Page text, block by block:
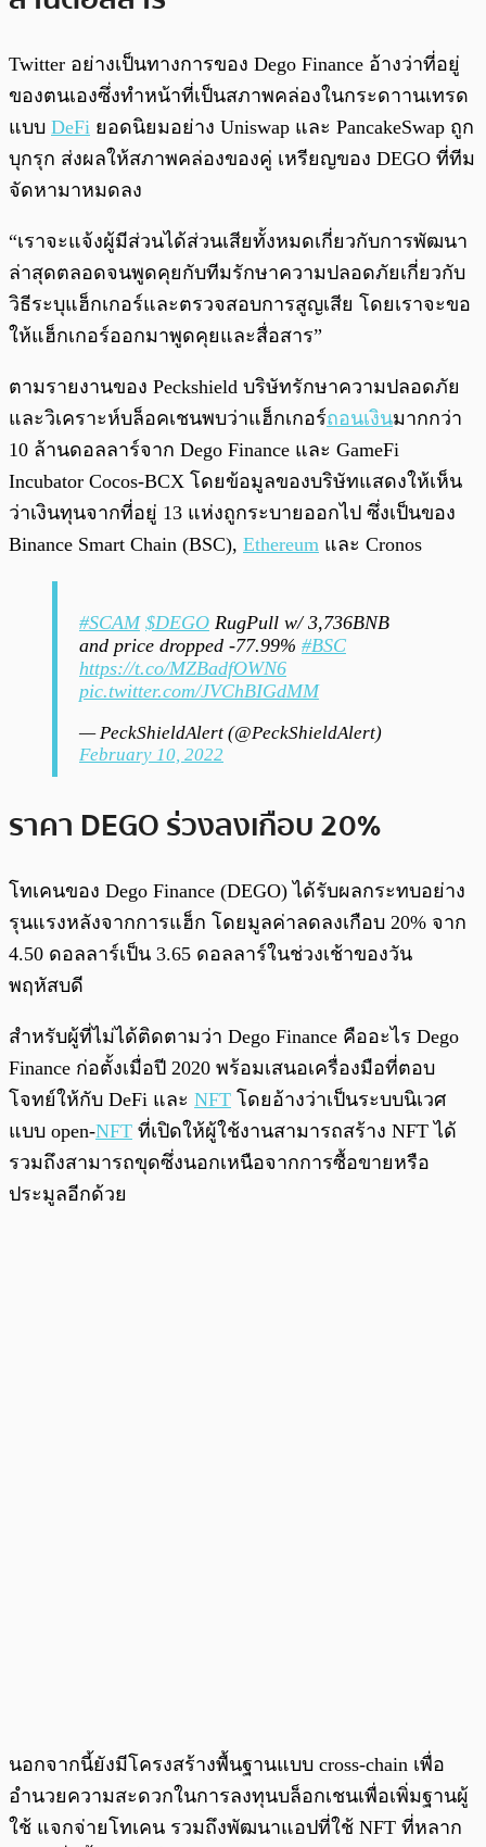
Twitter อย่างเป็นทางการของ Dego Finance อ้างว่าที่อยู่
ของตนเองซึ่งทำหน้าที่เป็นสภาพคล่องในกระดาานเทรด
แบบ DeFi ยอดนิยมอย่าง Uniswap และ PancakeSwap ถูก
บุกรุก ส่งผลให้สภาพคล่องของคู่ เหรียญของ DEGO ที่ทีม
จัดหามาหมดลง
“เราจะแจ้งผู้มีส่วนได้ส่วนเสียทั้งหมดเกี่ยวกับการพัฒนา
ล่าสุดตลอดจนพูดคุยกับทีมรักษาความปลอดภัยเกี่ยวกับ
วิธีระบุแฮ็กเกอร์และตรวจสอบการสูญเสีย โดยเราจะขอ
ให้แฮ็กเกอร์ออกมาพูดคุยและสื่อสาร”
ตามรายงานของ Peckshield บริษัทรักษาความปลอดภัย
และวิเคราะห์บล็อคเชนพบว่าแฮ็กเกอร์ถอนเงินมากกว่า
10 ล้านดอลลาร์จาก Dego Finance และ GameFi
Incubator Cocos-BCX โดยข้อมูลของบริษัทแสดงให้เห็น
ว่าเงินทุนจากที่อยู่ 13 แห่งถูกระบายออกไป ซึ่งเป็นของ
Binance Smart Chain (BSC), Ethereum และ Cronos
#SCAM $DEGO RugPull w/ 3,736BNB
and price dropped -77.99% #BSC
https://t.co/MZBadfOWN6
pic.twitter.com/JVChBIGdMM
— PeckShieldAlert (@PeckShieldAlert)
February 10, 2022
ราคา DEGO ร่วงลงเกือบ 20%
โทเคนของ Dego Finance (DEGO) ได้รับผลกระทบอย่าง
รุนแรงหลังจากการแฮ็ก โดยมูลค่าลดลงเกือบ 20% จาก
4.50 ดอลลาร์เป็น 3.65 ดอลลาร์ในช่วงเช้าของวัน
พฤหัสบดี
สำหรับผู้ที่ไม่ได้ติดตามว่า Dego Finance คืออะไร Dego
Finance ก่อตั้งเมื่อปี 2020 พร้อมเสนอเครื่องมือที่ตอบ
โจทย์ให้กับ DeFi และ NFT โดยอ้างว่าเป็นระบบนิเวศ
แบบ open-NFT ที่เปิดให้ผู้ใช้งานสามารถสร้าง NFT ได้
รวมถึงสามารถขุดซึ่งนอกเหนือจากการซื้อขายหรือ
ประมูลอีกด้วย
นอกจากนี้ยังมีโครงสร้างพื้นฐานแบบ cross-chain เพื่อ
อำนวยความสะดวกในการลงทุนบล็อกเชนเพื่อเพิ่มฐานผู้
ใช้ แจกจ่ายโทเคน รวมถึงพัฒนาแอปที่ใช้ NFT ที่หลาก